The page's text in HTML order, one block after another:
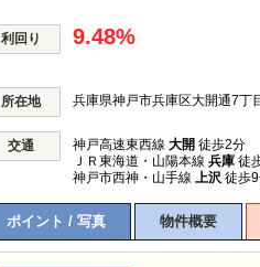
利回り 9.48%
所在地 兵庫県神戸市兵庫区大開通7丁
交通 神戸高速東西線 大開 徒歩2分
ＪＲ東海道・山陽本線 兵庫 徒
神戸市西神・山手線 上沢 徒歩
ポイント / 写真 物件概要